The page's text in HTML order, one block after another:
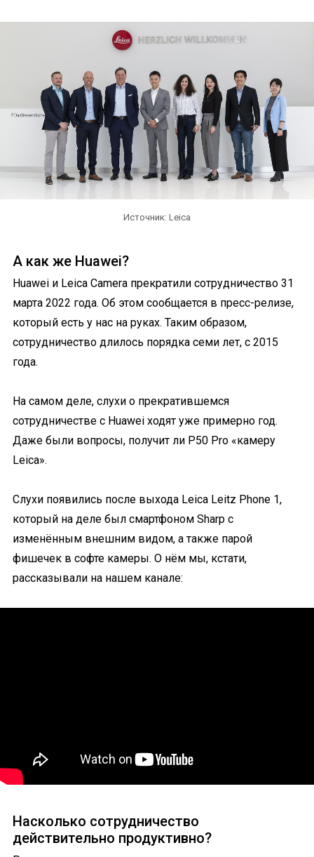
Источник: Leica
А как же Huawei?
Huawei и Leica Camera прекратили сотрудничество 31
марта 2022 года. Об этом сообщается в пресс-релизе,
который есть у нас на руках. Таким образом,
сотрудничество длилось порядка семи лет, с 2015
года.
На самом деле, слухи о прекратившемся
сотрудничестве с Huawei ходят уже примерно год.
Даже были вопросы, получит ли P50 Pro «камеру
Leica».
Слухи появились после выхода Leica Leitz Phone 1,
который на деле был смартфоном Sharp с
изменённым внешним видом, а также парой
фишечек в софте камеры. О нём мы, кстати,
рассказывали на нашем канале:
Насколько сотрудничество
действительно продуктивно?